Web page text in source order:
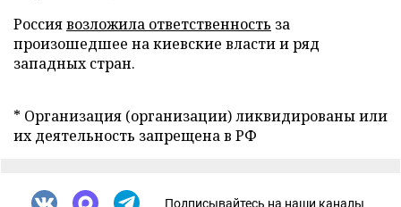
Россиявозложила ответственность за
произошедшее на киевские власти и ряд
западных стран.
* Организация (организации) ликвидированы или
их деятельность запрещена в РФ
Подписывайтесь на наши каналы